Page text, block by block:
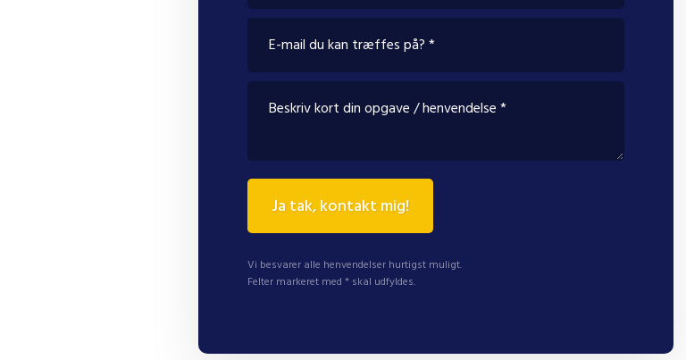
Vi besvarer alle henvendelser hurtigst muligt.
Felter markeret med * skal udfyldes.​